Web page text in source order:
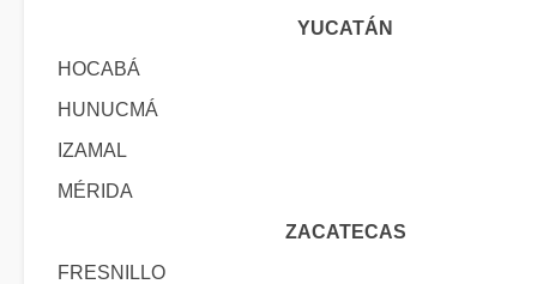
YUCATÁN
HOCABÁ
HUNUCMÁ
IZAMAL
MÉRIDA
ZACATECAS
FRESNILLO